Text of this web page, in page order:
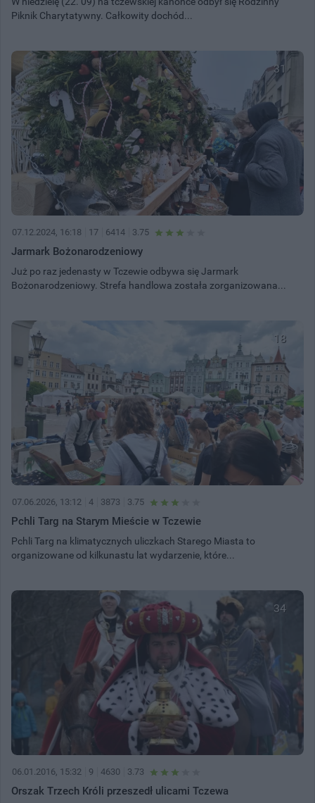
Piknik Charytatywny. Całkowity dochód...
31
07.12.2024, 16:18 17 6414 3.75
Jarmark Bożonarodzeniowy
Już po raz jedenasty w Tczewie odbywa się Jarmark
Bożonarodzeniowy. Strefa handlowa została zorganizowana...
18
07.06.2026, 13:12 4 3873 3.75
Pchli Targ na Starym Mieście w Tczewie
Pchli Targ na klimatycznych uliczkach Starego Miasta to
organizowane od kilkunastu lat wydarzenie, które...
34
06.01.2016, 15:32 9 4630 3.73
Orszak Trzech Króli przeszedł ulicami Tczewa